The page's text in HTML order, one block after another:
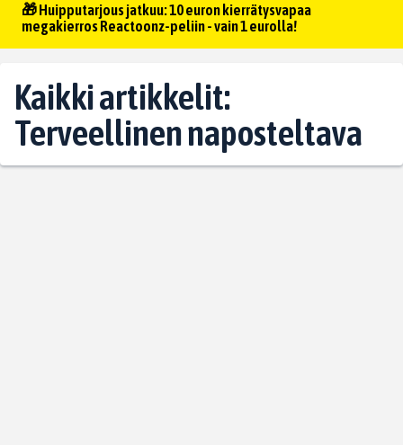
🎁 Huipputarjous jatkuu: 10 euron kierrätysvapaa
megakierros Reactoonz-peliin - vain 1 eurolla!
Kaikki artikkelit:
Terveellinen naposteltava